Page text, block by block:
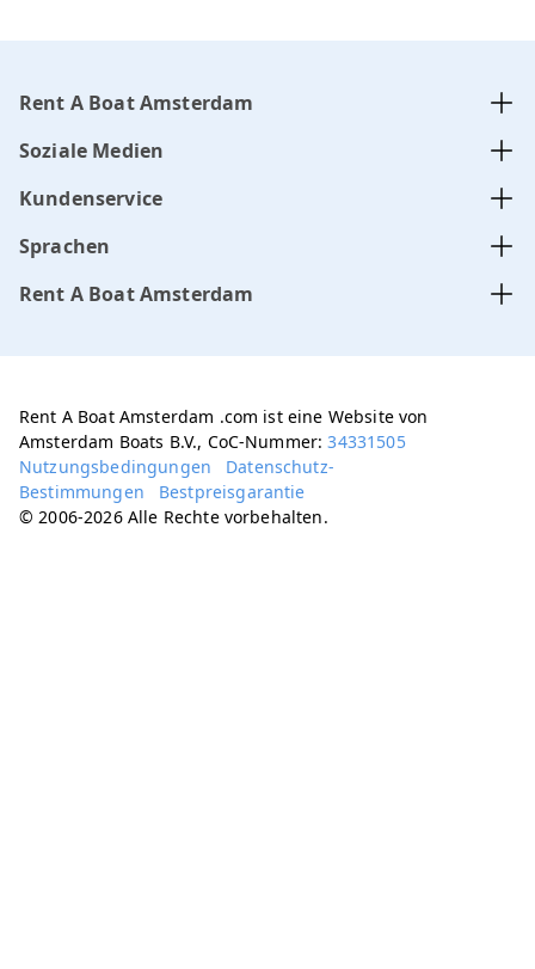
Rent A Boat Amsterdam
Soziale Medien
Kundenservice
Sprachen
Rent A Boat Amsterdam
Rent A Boat Amsterdam .com ist eine Website von
Amsterdam Boats B.V., CoC-Nummer:34331505
Nutzungsbedingungen
Datenschutz-
Bestimmungen
Bestpreisgarantie
© 2006-2026 Alle Rechte vorbehalten.